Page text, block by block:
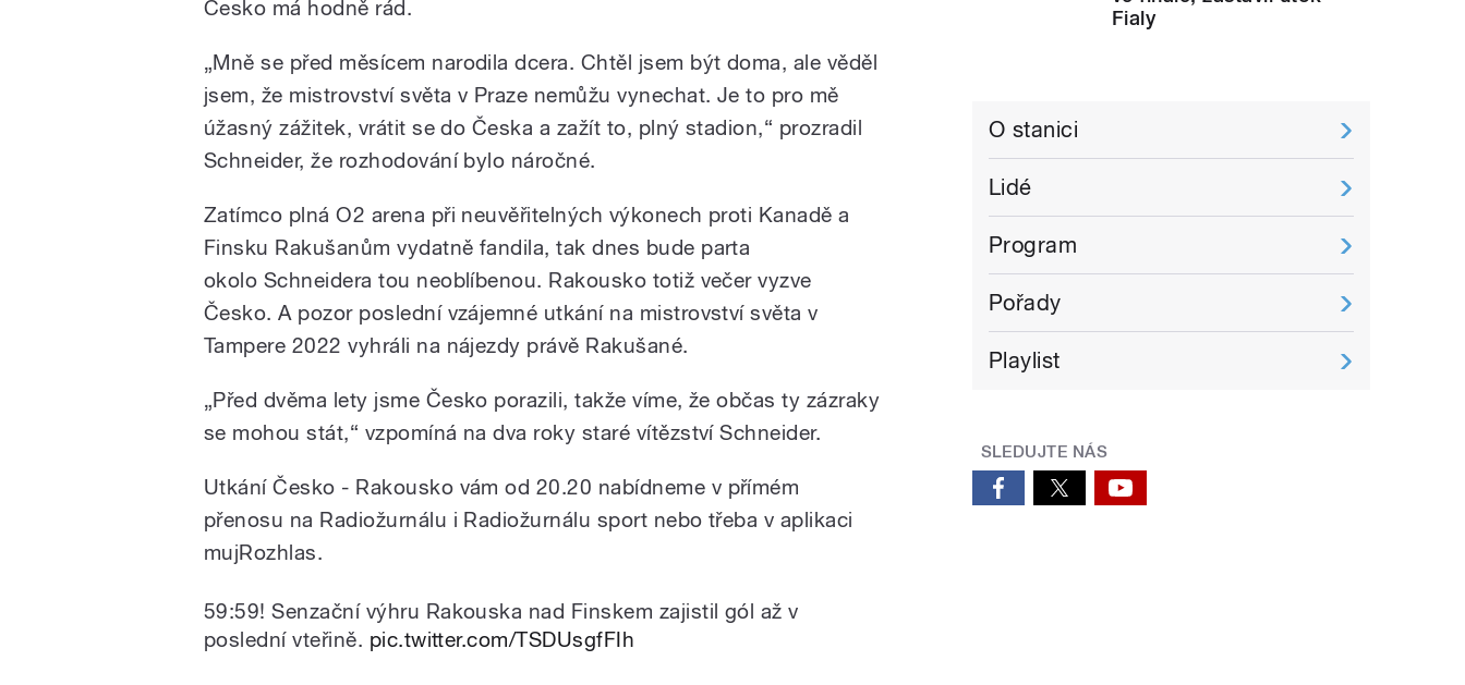
Česko má hodně rád.
„Mně se před měsícem narodila dcera. Chtěl jsem být doma, ale věděl
jsem, že mistrovství světa v Praze nemůžu vynechat. Je to pro mě
úžasný zážitek, vrátit se do Česka a zažít to, plný stadion,“ prozradil
Schneider, že rozhodování bylo náročné.
Zatímco plná O2 arena při neuvěřitelných výkonech proti Kanadě a
Finsku Rakušanům vydatně fandila, tak dnes bude parta
okolo Schneidera tou neoblíbenou. Rakousko totiž večer vyzve
Česko. A pozor poslední vzájemné utkání na mistrovství světa v
Tampere 2022 vyhráli na nájezdy právě Rakušané.
„Před dvěma lety jsme Česko porazili, takže víme, že občas ty zázraky
se mohou stát,“ vzpomíná na dva roky staré vítězství Schneider.
Utkání Česko - Rakousko vám od 20.20 nabídneme v přímém
přenosu na Radiožurnálu i Radiožurnálu sport nebo třeba v aplikaci
mujRozhlas.
59:59! Senzační výhru Rakouska nad Finskem zajistil gól až v
poslední vteřině. pic.twitter.com/TSDUsgfFIh
Fialy
O stanici
Lidé
Program
Pořady
Playlist
SLEDUJTE NÁS